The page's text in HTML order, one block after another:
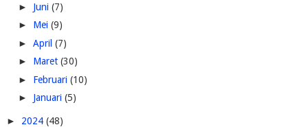
► Juni (7)
► Mei (9)
► April (7)
► Maret (30)
► Februari (10)
► Januari (5)
► 2024 (48)